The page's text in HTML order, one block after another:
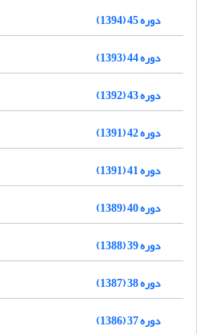
دوره 45 (1394)
دوره 44 (1393)
دوره 43 (1392)
دوره 42 (1391)
دوره 41 (1391)
دوره 40 (1389)
دوره 39 (1388)
دوره 38 (1387)
دوره 37 (1386)